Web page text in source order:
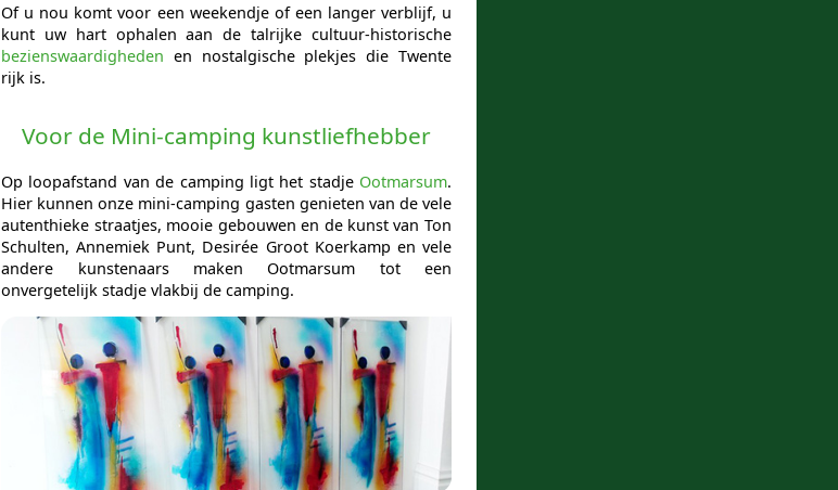
Of u nou komt voor een weekendje of een langer verblijf, u
kunt uw hart ophalen aan de talrijke cultuur-historische
bezienswaardigheden en nostalgische plekjes die Twente
rijk is.
Voor de Mini-camping kunstliefhebber
Op loopafstand van de camping ligt het stadje Ootmarsum.
Hier kunnen onze mini-camping gasten genieten van de vele
autenthieke straatjes, mooie gebouwen en de kunst van Ton
Schulten, Annemiek Punt, Desirée Groot Koerkamp en vele
andere kunstenaars maken Ootmarsum tot een
onvergetelijk stadje vlakbij de camping.